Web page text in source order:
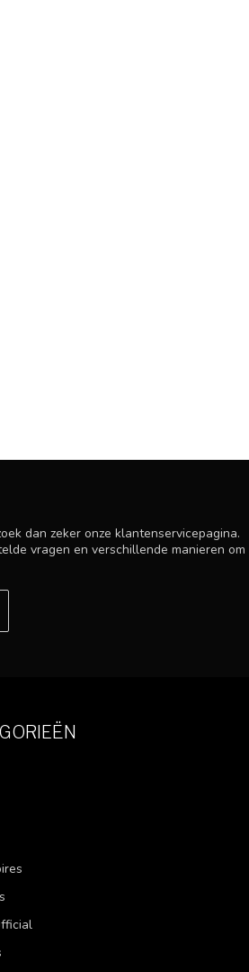
dan zeker onze klantenservicepagina.
vragen en verschillende manieren om